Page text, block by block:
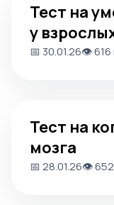
Тест на
у
📅 30.01.26👁️ 616
Тест на
мозга
📅 28.01.26👁️ 652